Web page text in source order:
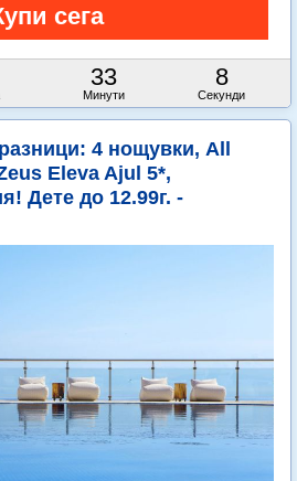
33
Минути
7
Секунди
4 нощувки, All
Eleva Ajul 5*,
Дете до 12.99г. -